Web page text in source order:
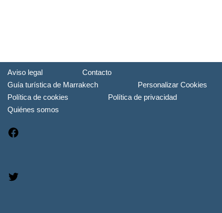
Aviso legal
Contacto
Guía turística de Marrakech
Personalizar Cookies
Política de cookies
Política de privacidad
Quiénes somos